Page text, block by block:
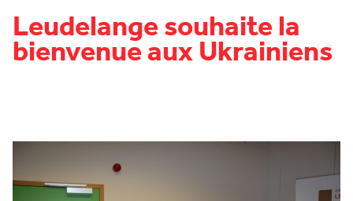
Leudelange souhaite la
bienvenue aux Ukrainiens